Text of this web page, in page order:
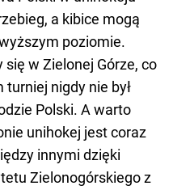
a kibice mogą
poziomie.
się w Zielonej Górze, co
turniej nigdy nie był
Polski. A warto
unihokej jest coraz
innymi dzięki
Zielonogórskiego z